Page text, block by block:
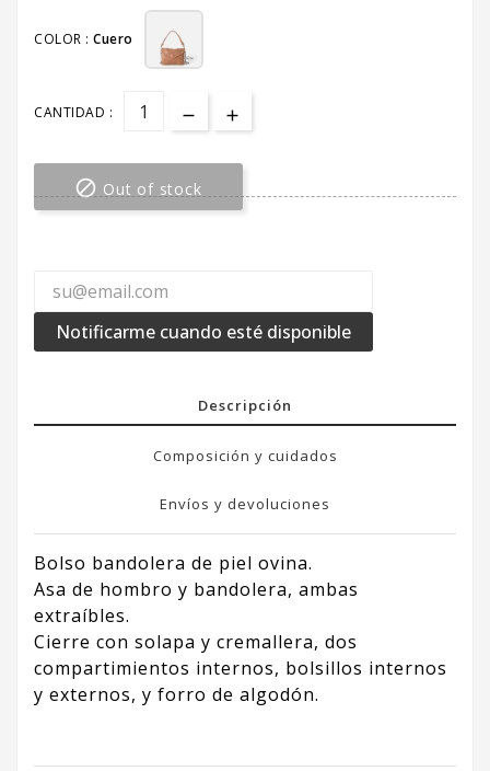
COLOR : Cuero
CANTIDAD :
 Out of stock
Notificarme cuando esté disponible
Descripción
Composición y cuidados
Envíos y devoluciones
Bolso bandolera de piel ovina.
Asa de hombro y bandolera, ambas
extraíbles.
Cierre con solapa y cremallera, dos
compartimientos internos, bolsillos internos
y externos, y forro de algodón.